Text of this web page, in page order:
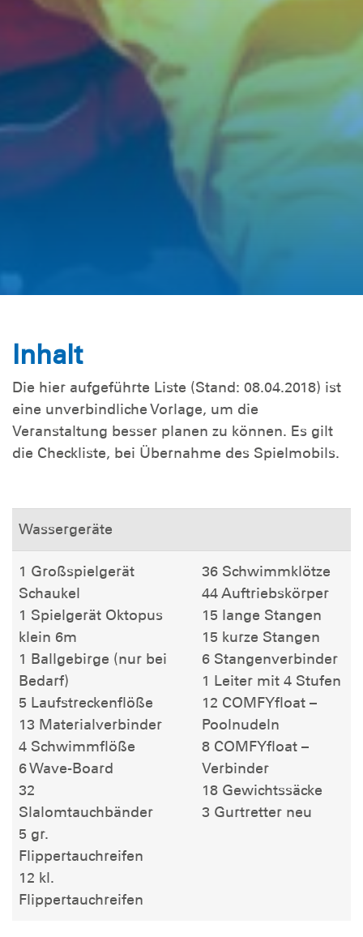
Inhalt
Die hier aufgeführte Liste (Stand: 08.04.2018) ist
eine unverbindliche Vorlage, um die
Veranstaltung besser planen zu können. Es gilt
die Checkliste, bei Übernahme des Spielmobils.
Wassergeräte
1 Großspielgerät
Schaukel
1 Spielgerät Oktopus
klein 6m
1 Ballgebirge (nur bei
Bedarf)
5 Laufstreckenflöße
13 Materialverbinder
4 Schwimmflöße
6 Wave-Board
32
Slalomtauchbänder
5 gr.
Flippertauchreifen
12 kl.
Flippertauchreifen
36 Schwimmklötze
44 Auftriebskörper
15 lange Stangen
15 kurze Stangen
6 Stangenverbinder
1 Leiter mit 4 Stufen
12 COMFYfloat –
Poolnudeln
8 COMFYfloat –
Verbinder
18 Gewichtssäcke
3 Gurtretter neu